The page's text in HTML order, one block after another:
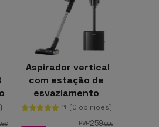
€
Aspirador vertical
com estação de
esvaziamento
EUREKA Stylus Elite
NEC490
11 (0 opiniões)
PVR259,99€